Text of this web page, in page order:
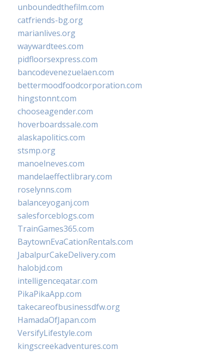
unboundedthefilm.com
catfriends-bg.org
marianlives.org
waywardtees.com
pidfloorsexpress.com
bancodevenezuelaen.com
bettermoodfoodcorporation.com
hingstonnt.com
chooseagender.com
hoverboardssale.com
alaskapolitics.com
stsmp.org
manoelneves.com
mandelaeffectlibrary.com
roselynns.com
balanceyoganj.com
salesforceblogs.com
TrainGames365.com
BaytownEvaCationRentals.com
JabalpurCakeDelivery.com
halobjd.com
intelligenceqatar.com
PikaPikaApp.com
takecareofbusinessdfw.org
HamadaOfJapan.com
VersifyLifestyle.com
kingscreekadventures.com